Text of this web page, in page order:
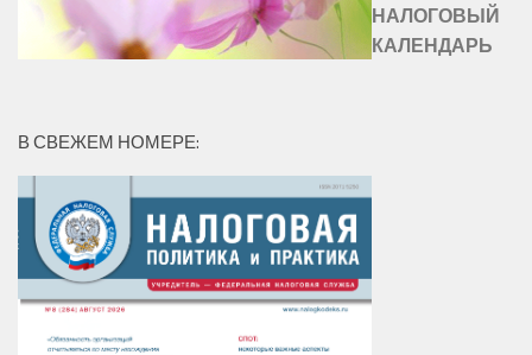
НАЛОГОВЫЙ
КАЛЕНДАРЬ
В СВЕЖЕМ НОМЕРЕ: